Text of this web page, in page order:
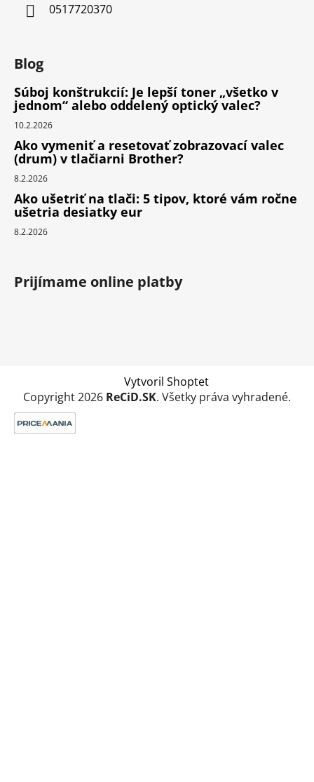
0517720370
Blog
Súboj konštrukcií: Je lepší toner „všetko v
jednom“ alebo oddelený optický valec?
10.2.2026
Ako vymeniť a resetovať zobrazovací valec
(drum) v tlačiarni Brother?
8.2.2026
Ako ušetriť na tlači: 5 tipov, ktoré vám ročne
ušetria desiatky eur
8.2.2026
Prijímame online platby
Vytvoril Shoptet
Copyright 2026 ReCiD.SK. Všetky práva vyhradené.